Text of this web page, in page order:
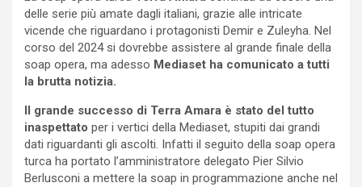
delle serie più amate dagli italiani, grazie alle intricate
vicende che riguardano i protagonisti Demir e Zuleyha. Nel
corso del 2024 si dovrebbe assistere al grande finale della
soap opera, ma adesso Mediaset ha comunicato a tutti
la brutta notizia.
Il grande successo di Terra Amara è stato del tutto
inaspettato per i vertici della Mediaset, stupiti dai grandi
dati riguardanti gli ascolti. Infatti il seguito della soap opera
turca ha portato l’amministratore delegato Pier Silvio
Berlusconi a mettere la soap in programmazione anche nel